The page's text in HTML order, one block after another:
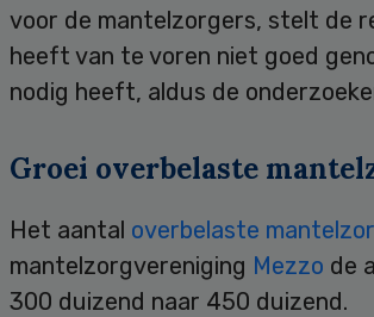
voor de mantelzorgers, stelt de
heeft van te voren niet goed
nodig heeft, aldus de
Groei overbelaste
Het aantal overbelaste
mantelzorgvereniging Mezzo de
300 duizend naar 450 duizend.